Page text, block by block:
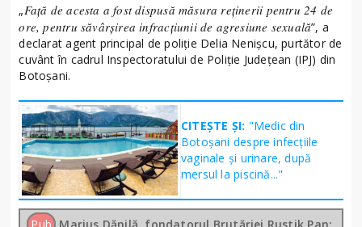
„Față de acesta a fost dispusă măsura reținerii pentru 24 de
ore, pentru săvârșirea infracțiunii de agresiune sexuală”, a
declarat agent principal de poliție Delia Nenișcu, purtător de
cuvânt în cadrul Inspectoratului de Poliție Județean (IPJ) din
Botoșani.
CITEȘTE ȘI: "Medic din
Botoșani despre infecțiile
vaginale și urinare, după
mersul la piscină..."